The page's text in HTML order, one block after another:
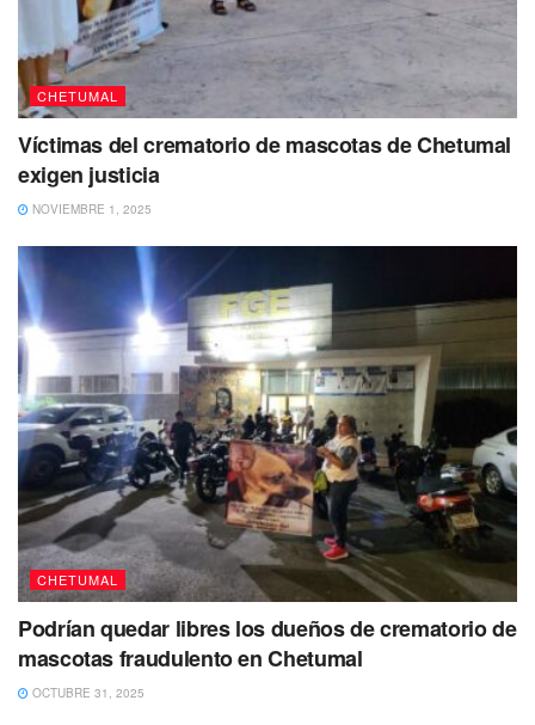
CHETUMAL
Víctimas del crematorio de mascotas de Chetumal
exigen justicia
NOVIEMBRE 1, 2025
CHETUMAL
Podrían quedar libres los dueños de crematorio de
mascotas fraudulento en Chetumal
OCTUBRE 31, 2025